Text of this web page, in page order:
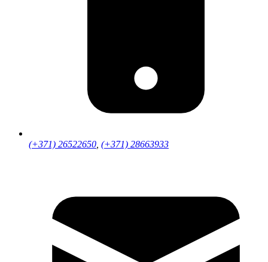
(+371) 26522650, (+371) 28663933